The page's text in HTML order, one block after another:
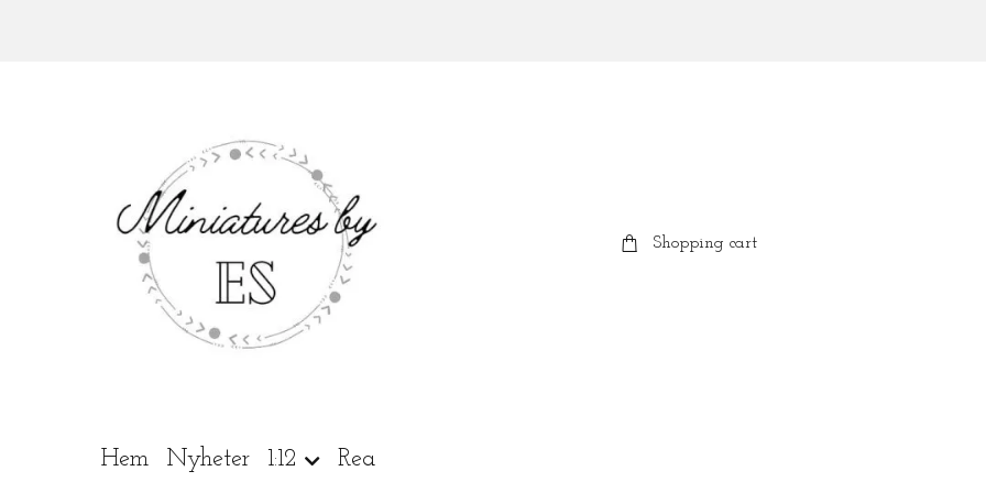
Shopping cart
Hem Nyheter 1:12 Rea